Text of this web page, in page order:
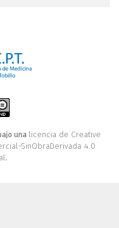
una licencia de Creative
SinObraDerivada 4.0
.